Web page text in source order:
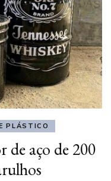
PLÁSTICO
aço de 200